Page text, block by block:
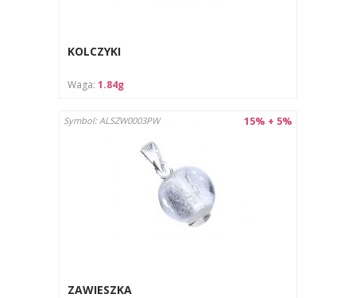
KOLCZYKI
Waga: 1.84g
15% + 5%
Symbol: ALSZW0003PW
ZAWIESZKA